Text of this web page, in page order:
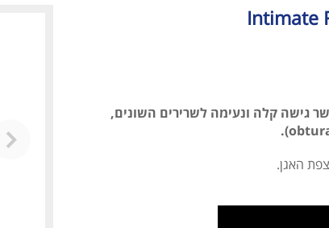
גישה קלה ונעימה לשרירים השונים,